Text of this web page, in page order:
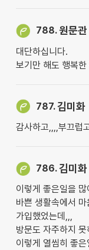
788.원문관
대단하십니다.
보기만 해도 행복
787.김미화
감사하고,,,,부끄럽
786.김미화
이렇게 좋은일을
바쁜 생활속에서
가입했었는데,,,
방문도 자주하지
이렇게 열씸히 좋